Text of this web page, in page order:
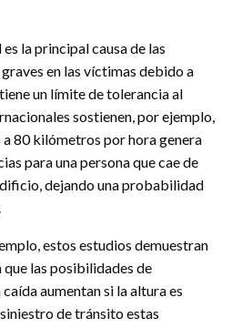
la principal causa de las
en las víctimas debido a
un límite de tolerancia al
sostienen, por ejemplo,
80 kilómetros por hora genera
para una persona que cae de
dejando una probabilidad
estos estudios demuestran
que las posibilidades de
aumentan si la altura es
de tránsito estas